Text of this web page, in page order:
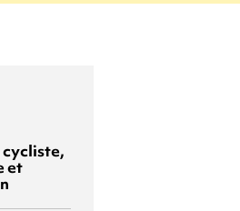
cycliste,
et